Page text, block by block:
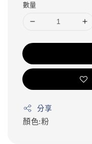
數量
分享
顏色:粉